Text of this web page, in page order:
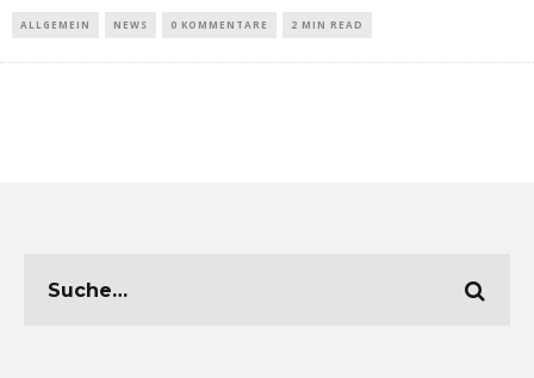
ALLGEMEIN NEWS 0 KOMMENTARE 2 MIN READ